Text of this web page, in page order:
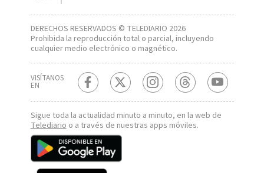
DERECHOS RESERVADOS © TELEDIARIO 2026
Prohibida la reproducción total o parcial, incluyendo
cualquier medio electrónico o magnético.
VISÍTANOS
EN
Sigue toda la actualidad minuto a minuto, en la web de
Telediario o a través de nuestras apps móviles.